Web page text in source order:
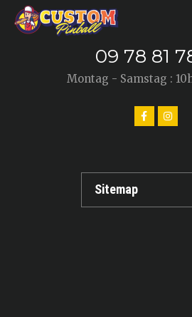
09 78 81
Montag - Samstag :
Sitemap